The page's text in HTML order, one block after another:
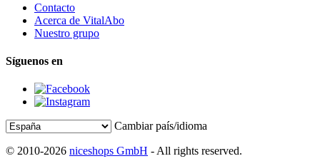
Contacto
Acerca de VitalAbo
Nuestro grupo
Síguenos en
Cambiar país/idioma
© 2010-2026 niceshops GmbH - All rights reserved.